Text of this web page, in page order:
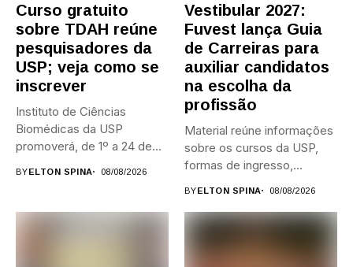
Curso gratuito
sobre TDAH reúne
pesquisadores da
USP; veja como se
inscrever
Instituto de Ciências
Biomédicas da USP
promoverá, de 1º a 24 de...
BYELTON SPINA 08/08/2026
Vestibular 2027:
Fuvest lança Guia
de Carreiras para
auxiliar candidatos
na escolha da
profissão
Material reúne informações
sobre os cursos da USP,
formas de ingresso,
BYELTON SPINA 08/08/2026